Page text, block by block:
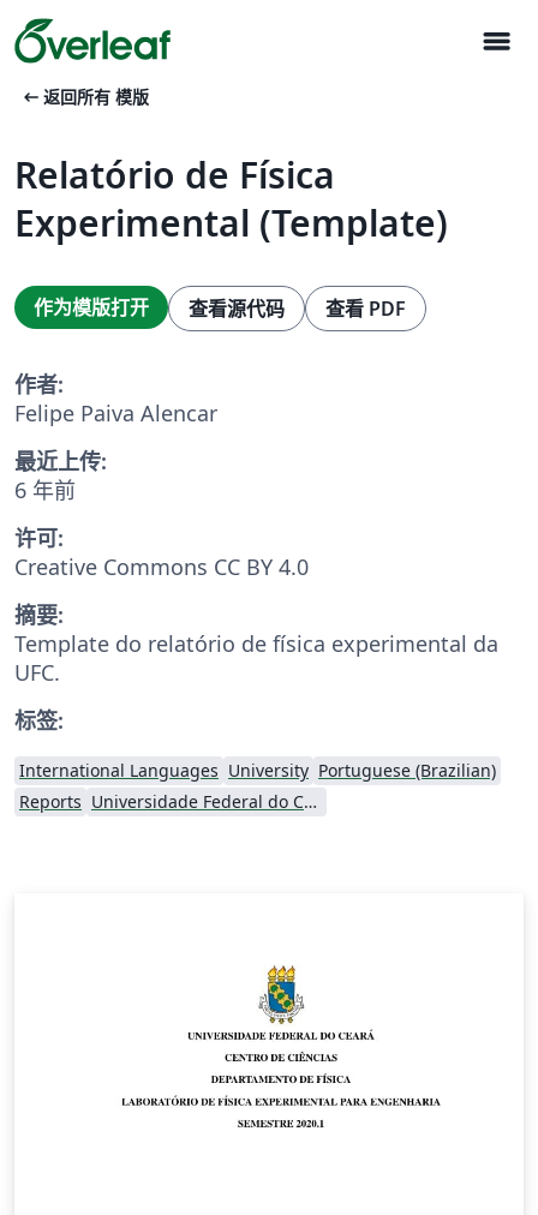
menu
arrow_left_alt 返回所有 模版
Relatório de Física
Experimental (Template)
作为模版打开 查看源代码 查看 PDF
作者:
Felipe Paiva Alencar
最近上传:
6 年前
许可:
Creative Commons CC BY 4.0
摘要:
Template do relatório de física experimental da
UFC.
标签:
International Languages University Portuguese (Brazilian)
Reports
Universidade Federal do Ceará